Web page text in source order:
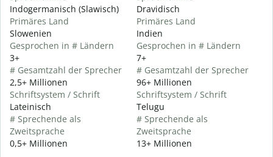
Indogermanisch (Slawisch)
Primäres Land
Slowenien
Gesprochen in # Ländern
3+
# Gesamtzahl der Sprecher
2,5+ Millionen
Schriftsystem / Schrift
Lateinisch
# Sprechende als
Zweitsprache
0,5+ Millionen
Dravidisch
Primäres Land
Indien
Gesprochen in # Ländern
7+
# Gesamtzahl der Sprecher
96+ Millionen
Schriftsystem / Schrift
Telugu
# Sprechende als
Zweitsprache
13+ Millionen